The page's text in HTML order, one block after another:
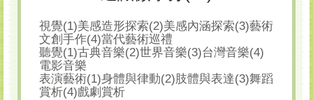
視覺(1)美感造形探索(2)美感內涵探索(3)藝術
文創手作(4)當代藝術巡禮
聽覺(1)古典音樂(2)世界音樂(3)台灣音樂(4)
電影音樂
表演藝術(1)身體與律動(2)肢體與表達(3)舞蹈
賞析(4)戲劇賞析